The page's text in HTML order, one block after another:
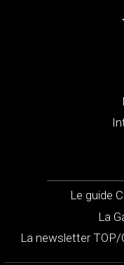
Le guide
La
La newsletter TOP/